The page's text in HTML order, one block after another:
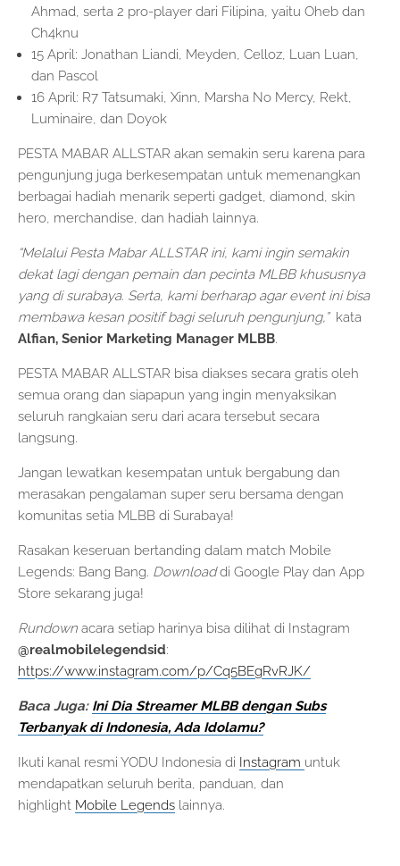
Ahmad, serta 2 pro-player dari Filipina, yaitu Oheb dan
Ch4knu
15 April: Jonathan Liandi, Meyden, Celloz, Luan Luan,
dan Pascol
16 April: R7 Tatsumaki, Xinn, Marsha No Mercy, Rekt,
Luminaire, dan Doyok
PESTA MABAR ALLSTAR akan semakin seru karena para
pengunjung juga berkesempatan untuk memenangkan
berbagai hadiah menarik seperti gadget, diamond, skin
hero, merchandise, dan hadiah lainnya.
“Melalui Pesta Mabar ALLSTAR ini, kami ingin semakin
dekat lagi dengan pemain dan pecinta MLBB khususnya
yang di surabaya. Serta, kami berharap agar event ini bisa
membawa kesan positif bagi seluruh pengunjung,” kata
Alfian, Senior Marketing Manager MLBB.
PESTA MABAR ALLSTAR bisa diakses secara gratis oleh
semua orang dan siapapun yang ingin menyaksikan
seluruh rangkaian seru dari acara tersebut secara
langsung.
Jangan lewatkan kesempatan untuk bergabung dan
merasakan pengalaman super seru bersama dengan
komunitas setia MLBB di Surabaya!
Rasakan keseruan bertanding dalam match Mobile
Legends: Bang Bang. Downloaddi Google Play dan App
Store sekarang juga!
Rundown acara setiap harinya bisa dilihat di Instagram
@realmobilelegendsid:
https://www.instagram.com/p/Cq5BEgRvRJK/
Baca Juga: Ini Dia Streamer MLBB dengan Subs
Terbanyak di Indonesia, Ada Idolamu?
Ikuti kanal resmi YODU Indonesia di Instagram untuk
mendapatkan seluruh berita, panduan, dan
highlight Mobile Legends lainnya.